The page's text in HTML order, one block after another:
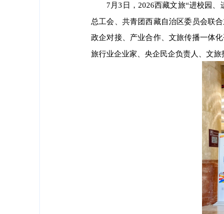
7月3日，2026西藏文旅“进校园
总工会、共青团西藏自治区委员会联
政企对接、产业合作、文旅传播一体
旅行业企业家、央企民企负责人、文